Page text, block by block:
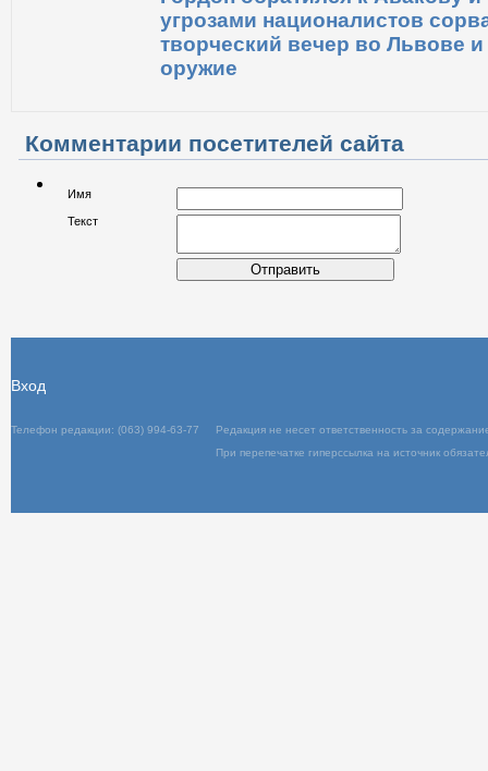
Умер Олег Табаков
Гордон обратился к Авакову и
угрозами националистов
оружие
Комментарии посетителей сайта
Отправить
Вход